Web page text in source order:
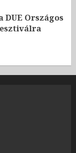
DUE Országos